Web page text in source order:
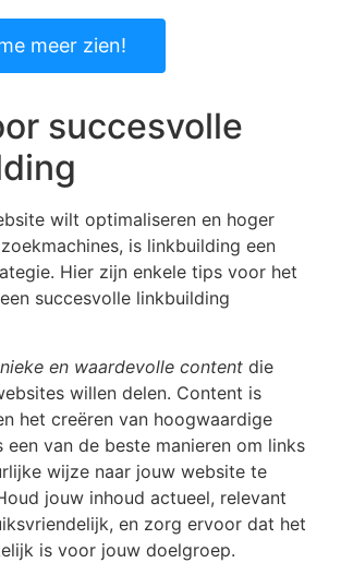
meer zien!
succesvolle
wilt optimaliseren en hoger
is linkbuilding een
Hier zijn enkele tips voor het
succesvolle linkbuilding
en waardevolle content die
willen delen. Content is
het creëren van hoogwaardige
een van de beste manieren om links
wijze naar jouw website te
jouw inhoud actueel, relevant
en zorg ervoor dat het
is voor jouw doelgroep.